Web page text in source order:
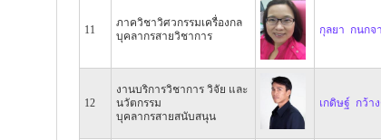
11
ภาควิชาวิศวกรรมเครื่องกล
บุคลากรสายวิชาการ
กุลยา กนกจ
12
งานบริการวิชาการ วิจัย และ
นวัตกรรม
บุคลากรสายสนับสนุน
เกดิษฐ์ กว้า